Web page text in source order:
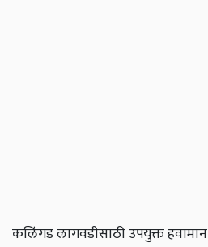
कलिंगड लागवडीसाठी उपयुक्त हवामान